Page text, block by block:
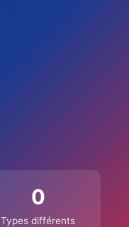
0
Types différents